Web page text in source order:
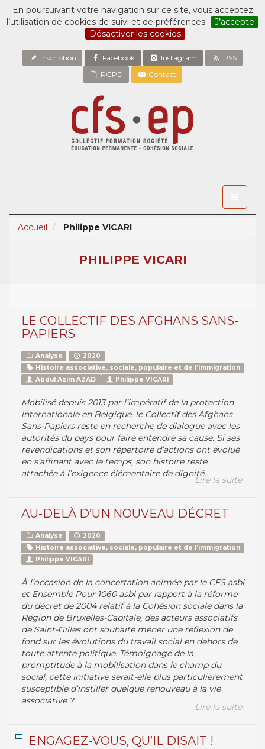
En poursuivant votre navigation sur ce site, vous acceptez
l’utilisation de cookies de suivi et de préférences
J’accepte
Désactiver les cookies
Inscription Facebook Instagram
RSS
RGPD
Contact
Accueil
Philippe VICARI
PHILIPPE VICARI
LE COLLECTIF DES AFGHANS SANS-
PAPIERS
Analyse
2020
Histoire associative, sociale, populaire et de l’immigration
Abdul Azim AZAD
Philippe VICARI
Mobilisé depuis 2013 par l’impératif de la protection
internationale en Belgique, le Collectif des Afghans
Sans-Papiers reste en recherche de dialogue avec les
autorités du pays pour faire entendre sa cause. Si ses
revendications et son répertoire d’actions ont évolué
en s’affinant avec le temps, son histoire reste
attachée à l’exigence élémentaire de dignité.
Lire la suite
AU-DELÀ D’UN NOUVEAU DÉCRET
Analyse
2020
Histoire associative, sociale, populaire et de l’immigration
Philippe VICARI
À l’occasion de la concertation animée par le CFS asbl
et Ensemble Pour 1060 asbl par rapport à la réforme
du décret de 2004 relatif à la Cohésion sociale dans la
Région de Bruxelles-Capitale, des acteurs associatifs
de Saint-Gilles ont souhaité mener une réflexion de
fond sur les évolutions du travail social en dehors de
toute attente politique. Témoignage de la
promptitude à la mobilisation dans le champ du
social, cette initiative serait-elle plus particulièrement
susceptible d’instiller quelque renouveau à la vie
associative ?
Lire la suite
ENGAGEZ-VOUS, QU’IL DISAIT !